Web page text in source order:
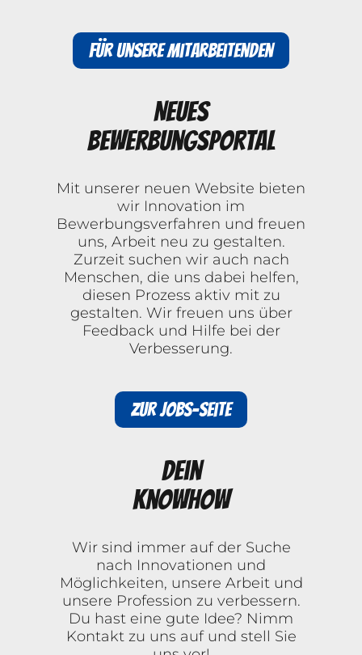
Für unsere Mitarbeitenden
Neues
Bewerbungsportal
Mit unserer neuen Website bieten
wir Innovation im
Bewerbungsverfahren und freuen
uns, Arbeit neu zu gestalten.
Zurzeit suchen wir auch nach
Menschen, die uns dabei helfen,
diesen Prozess aktiv mit zu
gestalten. Wir freuen uns über
Feedback und Hilfe bei der
Verbesserung.
Zur Jobs-Seite
Dein
Knowhow
Wir sind immer auf der Suche
nach Innovationen und
Möglichkeiten, unsere Arbeit und
unsere Profession zu verbessern.
Du hast eine gute Idee? Nimm
Kontakt zu uns auf und stell Sie